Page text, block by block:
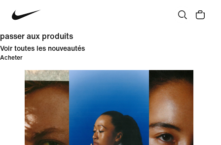
passer aux produits
Voir toutes les nouveautés
Acheter